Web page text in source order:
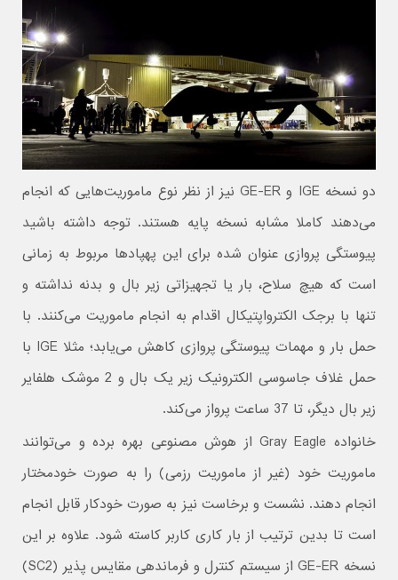
دو نسخه IGE و GE-ER نیز از نظر نوع ماموریت‌هایی که انجام
می‌دهند کاملا مشابه نسخه پایه هستند. توجه داشته باشید
پیوستگی پروازی عنوان شده برای این پهپادها مربوط به زمانی
است که هیچ سلاح، بار یا تجهیزاتی زیر بال و بدنه نداشته و
تنها با برجک الکترواپتیکال اقدام به انجام ماموریت می‌کنند. با
حمل بار و مهمات پیوستگی پروازی کاهش می‌یابد؛ مثلا IGE با
حمل غلاف جاسوسی الکترونیک زیر یک بال و 2 موشک هلفایر
زیر بال دیگر، تا 37 ساعت پرواز می‌کند.
خانواده Gray Eagle از هوش مصنوعی بهره برده و می‌توانند
ماموریت خود (غیر از ماموریت رزمی) را به صورت خودمختار
انجام دهند. نشست و برخاست نیز به صورت خودکار قابل انجام
است تا بدین ترتیب از بار کاری کاربر کاسته شود. علاوه بر این
نسخه GE-ER از سیستم کنترل و فرماندهی مقایس پذیر (SC2)